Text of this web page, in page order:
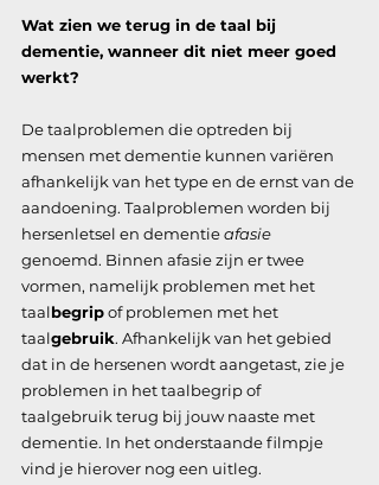
Wat zien we terug in de taal bij
dementie, wanneer dit niet meer goed
werkt?
De taalproblemen die optreden bij
mensen met dementie kunnen variëren
afhankelijk van het type en de ernst van de
aandoening. Taalproblemen worden bij
hersenletsel en dementie afasie
genoemd. Binnen afasie zijn er twee
vormen, namelijk problemen met het
taalbegrip of problemen met het
taalgebruik. Afhankelijk van het gebied
dat in de hersenen wordt aangetast, zie je
problemen in het taalbegrip of
taalgebruik terug bij jouw naaste met
dementie. In het onderstaande filmpje
vind je hierover nog een uitleg.